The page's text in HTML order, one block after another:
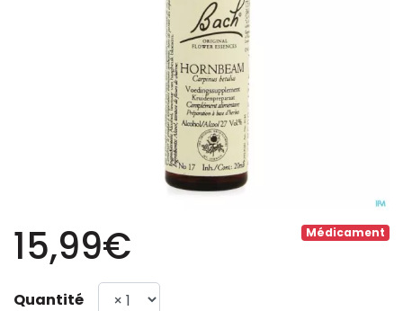
Médicament
15,99€
Quantité